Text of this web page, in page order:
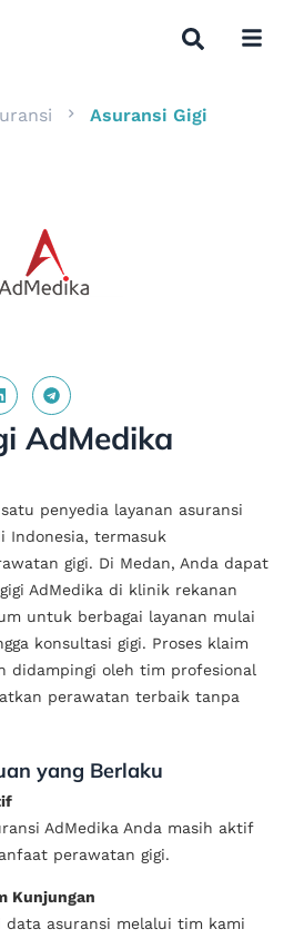
Asuransi Gigi
AdMedika
penyedia layanan asuransi
Indonesia, termasuk
gigi. Di Medan, Anda dapat
AdMedika di klinik rekanan
untuk berbagai layanan mulai
konsultasi gigi. Proses klaim
didampingi oleh tim profesional
perawatan terbaik tanpa
yang Berlaku
AdMedika Anda masih aktif
perawatan gigi.
Kunjungan
data asuransi melalui tim kami